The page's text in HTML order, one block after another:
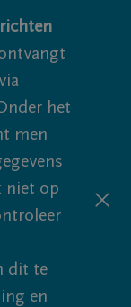
het
men
niet op
dit te
en